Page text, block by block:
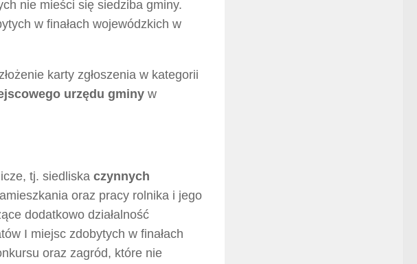
nie mieści się siedziba gminy.
w finałach wojewódzkich w
karty zgłoszenia w kategorii
urzędu gminy w
tj. siedliska czynnych
oraz pracy rolnika i jego
dodatkowo działalność
I miejsc zdobytych w finałach
oraz zagród, które nie